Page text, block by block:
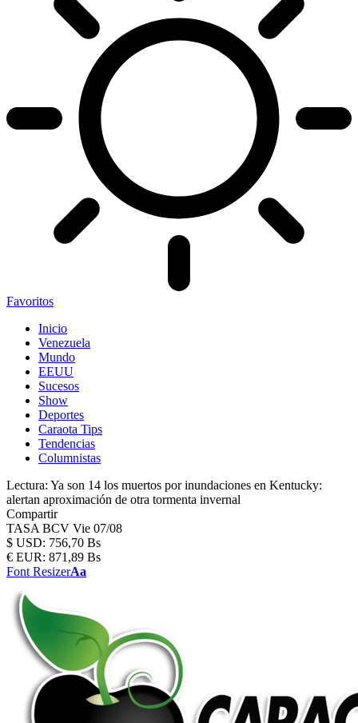
Favoritos
Inicio
Venezuela
Mundo
EEUU
Sucesos
Show
Deportes
Caraota Tips
Tendencias
Columnistas
Lectura: Ya son 14 los muertos por inundaciones en Kentucky:
alertan aproximación de otra tormenta invernal
Compartir
TASA BCV Vie 07/08
$ USD: 756,70 Bs
€ EUR: 871,89 Bs
Font ResizerAa